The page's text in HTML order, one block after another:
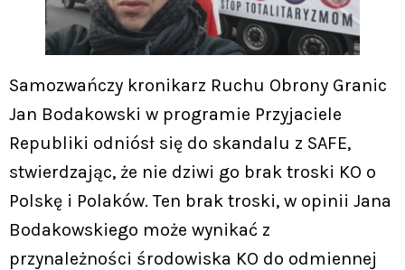
Samozwańczy kronikarz Ruchu Obrony Granic
Jan Bodakowski w programie Przyjaciele
Republiki odniósł się do skandalu z SAFE,
stwierdzając, że nie dziwi go brak troski KO o
Polskę i Polaków. Ten brak troski, w opinii Jana
Bodakowskiego może wynikać z
przynależności środowiska KO do odmiennej